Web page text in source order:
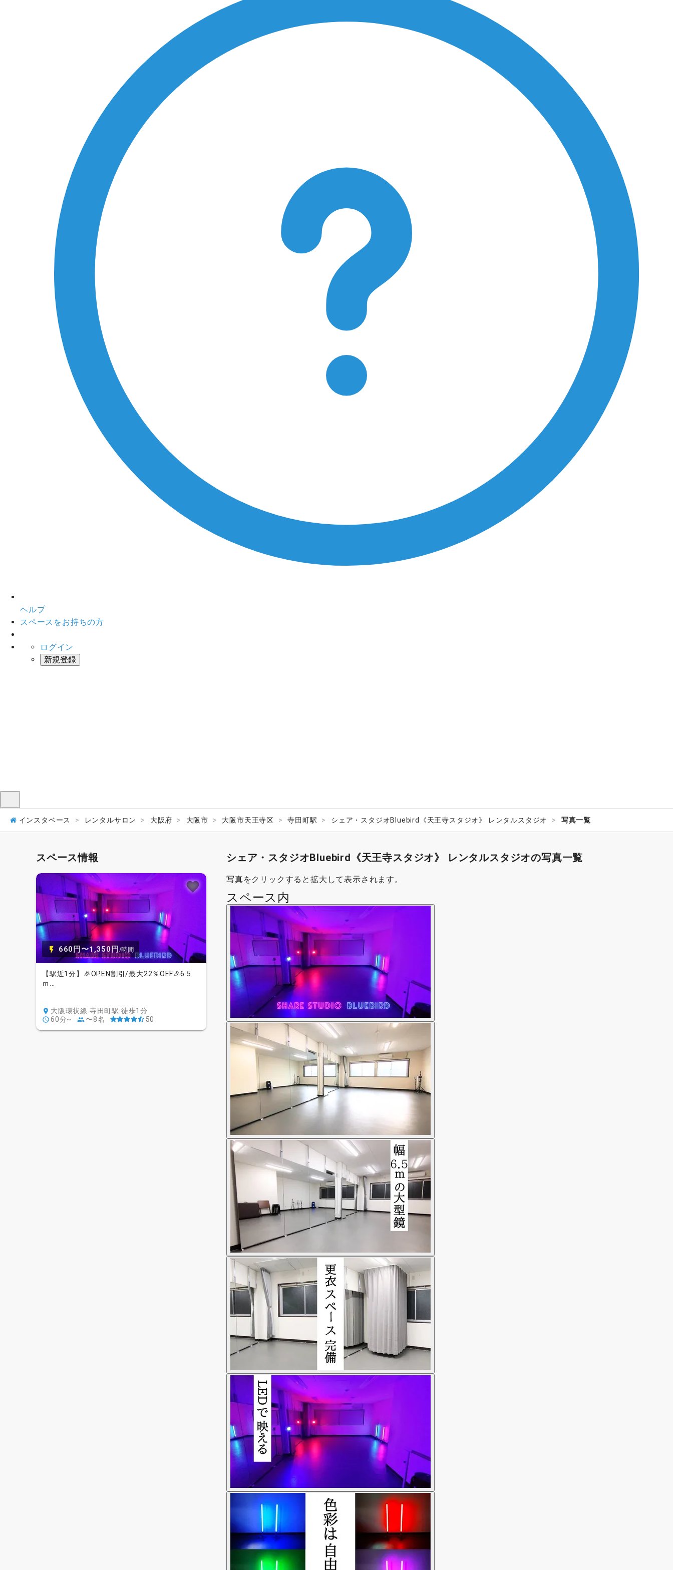
ヘルプ
スペースをお持ちの方
ログイン
新規登録
インスタベース レンタルサロン 大阪府 大阪市 大阪市天王寺区 寺田町駅 シェア・スタジオBluebird《天王寺スタジオ》 レンタルスタジオ 写真一覧
スペース情報
660円〜1,350円 /時間
【駅近1分】🎉OPEN割引/最大22％OFF🎉6.5
ｍ...
大阪環状線 寺田町駅 徒歩1分
60分~
〜8名 50
シェア・スタジオBluebird《天王寺スタジオ》 レンタルスタジオの写真一覧
写真をクリックすると拡大して表示されます。
スペース内